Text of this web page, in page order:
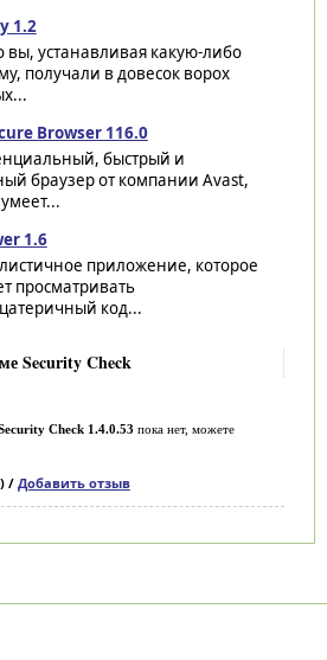
1.2
вы, устанавливая какую-либо
получали в довесок ворох
Browser 116.0
быстрый и
браузер от компании Avast,
1.6
приложение, которое
просматривать
код...
Security Check
Check 1.4.0.53 пока нет, можете
/ Добавить отзыв